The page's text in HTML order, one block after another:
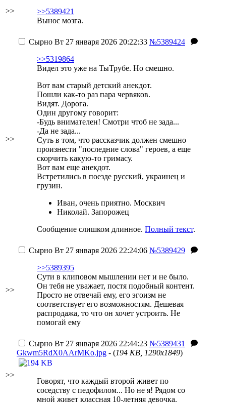
>>
>>5389421
Вынос мозга.
>>
Сырно Вт 27 января 2026 20:22:33 №5389424
>>5319864
Видел это уже на ТыТрубе. Но смешно.
Вот вам старый детский анекдот.
Пошли как-то раз пара червяков.
Видят. Дорога.
Один другому говорит:
-Будь внимателен! Смотри чтоб не зада...
-Да не зада...
Суть в том, что рассказчик должен смешно
произнести "последние слова" героев, а еще
скорчить какую-то гримасу.
Вот вам еще анекдот.
Встретились в поезде русский, украинец и
грузин.
Иван, очень приятно. Москвич
Николай. Запорожец
Сообщение слишком длинное. Полный текст.
>>
Сырно Вт 27 января 2026 22:24:06 №5389429
>>5389395
Сути в клиповом мышлении нет и не было.
Он тебя не уважает, постя подобный контент.
Просто не отвечай ему, его эгоизм не
соответствует его возможностям. Дешевая
распродажа, то что он хочет устроить. Не
помогай ему
>>
Сырно Вт 27 января 2026 22:44:23 №5389431
Gkwm5RdX0AArMKo.jpg - (194 KB, 1290x1849)
Говорят, что каждый второй живет по
соседству с педофилом... Но не я! Рядом со
мной живет классная 10-летняя девочка.